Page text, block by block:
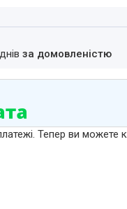
за домовленістю
Тепер ви можете